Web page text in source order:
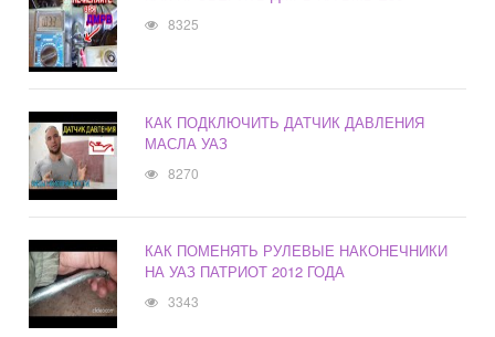
8325
КАК ПОДКЛЮЧИТЬ ДАТЧИК ДАВЛЕНИЯ
МАСЛА УАЗ
8270
КАК ПОМЕНЯТЬ РУЛЕВЫЕ НАКОНЕЧНИКИ
НА УАЗ ПАТРИОТ 2012 ГОДА
3343